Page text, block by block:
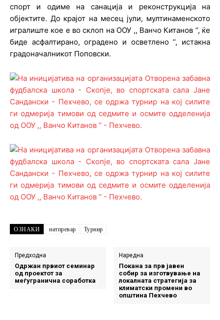
спорт и одиме на санација и реконструкција на
објектите. До крајот на месец јули, мултинаменското
игралиште кое е во склоп на ООУ ,, Ванчо Китанов ’’, ќе
биде асфалтирано, оградено и осветлено ’’, истакна
градоначалникот Поповски.
ОЗНАКИ натпревар Турнир
Предходна
Одржан првиот семинар
од проектот за
меѓугранична соработка
Наредна
Покана за прв јавен
собир за изготвување на
локалната стратегија за
климатски промени во
општина Пехчево